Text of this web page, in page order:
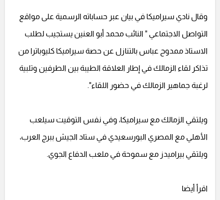
وقال نادي سيراميكا في بيان عبر حساباته الرسمية على مواقع
التواصل الاجتماعي " النائب محمد أبو العنين يستجيب لطلب
الاستاذ ممدوح عباس بالتنازل عن حصة سيراميكا كليوباترا من
تذاكر لقاء الزمالك في إطار العلاقة الطيبة بين الطرفين وتلبية
لرغبة جماهير الزمالك في حضور اللقاء".
ويلتقي الزمالك مع سيراميكا، وفي نفس التوقيت سيلعب
الأهلي مع المصري البورسعيدي في ستاد الجيش ببرج العرب،
ويلتقي بيراميدز مع سموحة في ملعب الدفاع الجوي.
اقرأ أيضا